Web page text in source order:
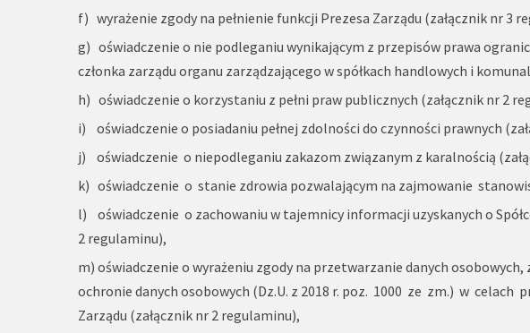
f) wyrażenie zgody na pełnienie funkcji Prezesa Zarządu (załącznik nr 3
g) oświadczenie o nie podleganiu wynikającym z przepisów prawa
członka zarządu organu zarządzającego w spółkach handlowych i
h) oświadczenie o korzystaniu z pełni praw publicznych (załącznik nr 2
i) oświadczenie o posiadaniu pełnej zdolności do czynności prawnych
j) oświadczenie o niepodleganiu zakazom związanym z karalnością
k) oświadczenie o stanie zdrowia pozwalającym na zajmowanie
l) oświadczenie o zachowaniu w tajemnicy informacji uzyskanych o
2 regulaminu),
m) oświadczenie o wyrażeniu zgody na przetwarzanie danych osobowych,
ochronie danych osobowych (Dz.U. z 2018 r. poz. 1000 ze zm.) w
Zarządu (załącznik nr 2 regulaminu),